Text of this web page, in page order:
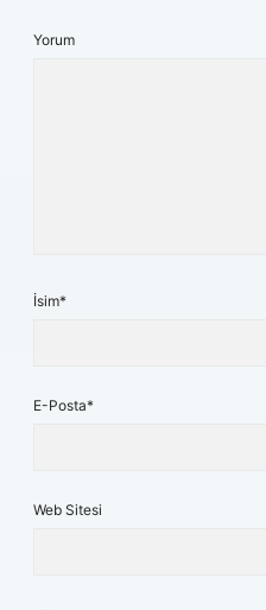
Yorum
İsim*
E-Posta*
Web Sitesi